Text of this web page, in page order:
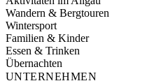
Wandern & Bergtouren
Wintersport
Familien & Kinder
Essen & Trinken
Übernachten
UNTERNEHMEN